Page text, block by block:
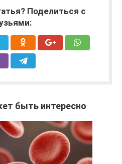
Поделиться с
быть интересно